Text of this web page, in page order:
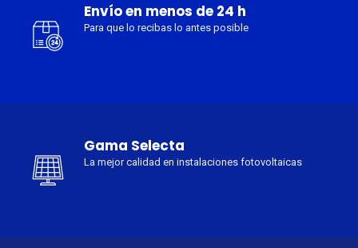
Envío en menos de 24 h
Para que lo recibas lo antes posible
Gama Selecta
La mejor calidad en instalaciones fotovoltaicas